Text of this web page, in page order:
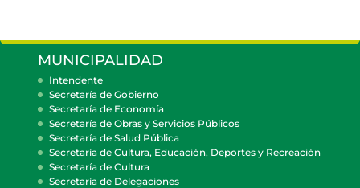
MUNICIPALIDAD
Intendente
Secretaría de Gobierno
Secretaría de Economía
Secretaría de Obras y Servicios Públicos
Secretaría de Salud Pública
Secretaría de Cultura, Educación, Deportes y Recreación
Secretaría de Cultura
Secretaría de Delegaciones